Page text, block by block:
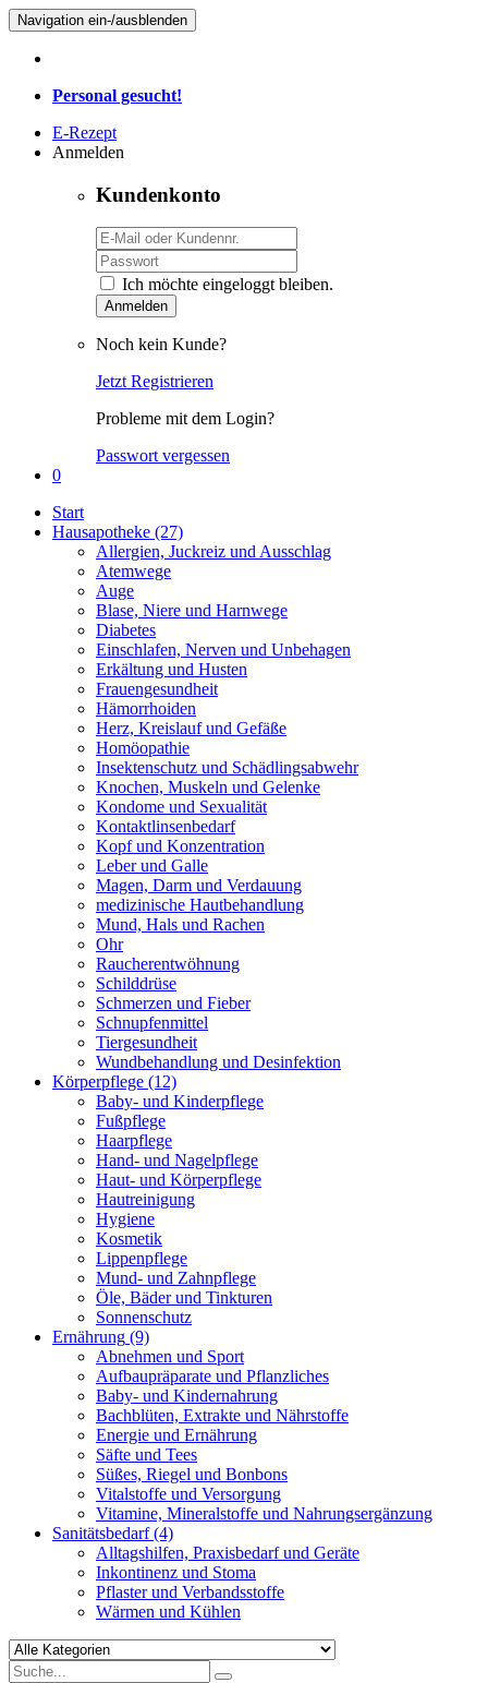
Navigation ein-/ausblenden
Personal gesucht!
E-Rezept
Anmelden
Kundenkonto
Ich möchte eingeloggt bleiben.
Anmelden
Noch kein Kunde?
Jetzt Registrieren
Probleme mit dem Login?
Passwort vergessen
0
Start
Hausapotheke (27)
Allergien, Juckreiz und Ausschlag
Atemwege
Auge
Blase, Niere und Harnwege
Diabetes
Einschlafen, Nerven und Unbehagen
Erkältung und Husten
Frauengesundheit
Hämorrhoiden
Herz, Kreislauf und Gefäße
Homöopathie
Insektenschutz und Schädlingsabwehr
Knochen, Muskeln und Gelenke
Kondome und Sexualität
Kontaktlinsenbedarf
Kopf und Konzentration
Leber und Galle
Magen, Darm und Verdauung
medizinische Hautbehandlung
Mund, Hals und Rachen
Ohr
Raucherentwöhnung
Schilddrüse
Schmerzen und Fieber
Schnupfenmittel
Tiergesundheit
Wundbehandlung und Desinfektion
Körperpflege (12)
Baby- und Kinderpflege
Fußpflege
Haarpflege
Hand- und Nagelpflege
Haut- und Körperpflege
Hautreinigung
Hygiene
Kosmetik
Lippenpflege
Mund- und Zahnpflege
Öle, Bäder und Tinkturen
Sonnenschutz
Ernährung (9)
Abnehmen und Sport
Aufbaupräparate und Pflanzliches
Baby- und Kindernahrung
Bachblüten, Extrakte und Nährstoffe
Energie und Ernährung
Säfte und Tees
Süßes, Riegel und Bonbons
Vitalstoffe und Versorgung
Vitamine, Mineralstoffe und Nahrungsergänzung
Sanitätsbedarf(4)
Alltagshilfen, Praxisbedarf und Geräte
Inkontinenz und Stoma
Pflaster und Verbandsstoffe
Wärmen und Kühlen